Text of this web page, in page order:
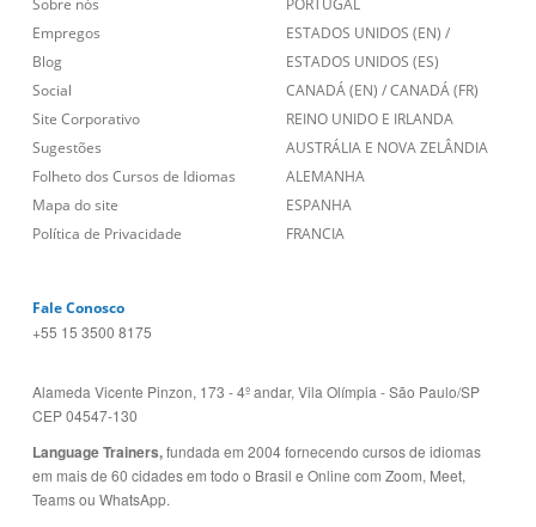
Sobre nós
Empregos
Blog
Social
Site Corporativo
Sugestões
Folheto dos Cursos de Idiomas
Mapa do site
Política de Privacidade
PORTUGAL
ESTADOS UNIDOS (EN) /
ESTADOS UNIDOS (ES)
CANADÁ (EN) /CANADÁ (FR)
REINO UNIDO E IRLANDA
AUSTRÁLIA E NOVA ZELÂNDIA
ALEMANHA
ESPANHA
FRANCIA
Fale Conosco
+55 15 3500 8175
Alameda Vicente Pinzon, 173 - 4º andar, Vila Olímpia - São Paulo/SP
CEP 04547-130
Language Trainers,fundada em 2004 fornecendo cursos de idiomas
em mais de 60 cidades em todo o Brasil e Online com Zoom, Meet,
Teams ou WhatsApp.